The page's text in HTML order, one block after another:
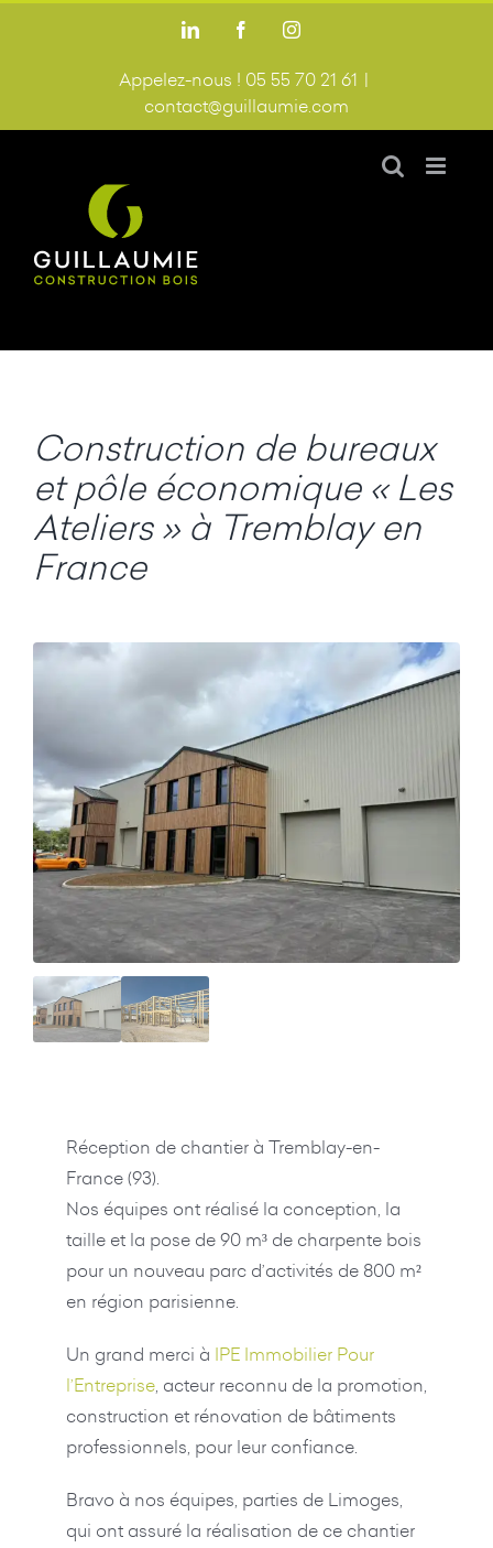
LinkedIn FacebookInstagram
Appelez-nous ! 05 55 70 21 61 |
contact@guillaumie.com
Construction de bureaux
et pôle économique « Les
Ateliers » à Tremblay en
France
Réception de chantier à Tremblay-en-
France (93).
Nos équipes ont réalisé la conception, la
taille et la pose de 90 m³ de charpente bois
pour un nouveau parc d’activités de 800 m²
en région parisienne.
Un grand merci à IPE Immobilier Pour
l’Entreprise, acteur reconnu de la promotion,
construction et rénovation de bâtiments
professionnels, pour leur confiance.
Bravo à nos équipes, parties de Limoges,
qui ont assuré la réalisation de ce chantier